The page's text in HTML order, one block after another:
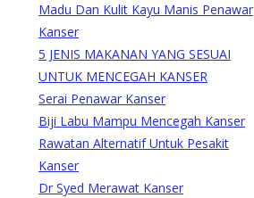
Madu Dan Kulit Kayu Manis Penawar
Kanser
5 JENIS MAKANAN YANG SESUAI
UNTUK MENCEGAH KANSER
Serai Penawar Kanser
Biji Labu Mampu Mencegah Kanser
Rawatan Alternatif Untuk Pesakit
Kanser
Dr Syed Merawat Kanser